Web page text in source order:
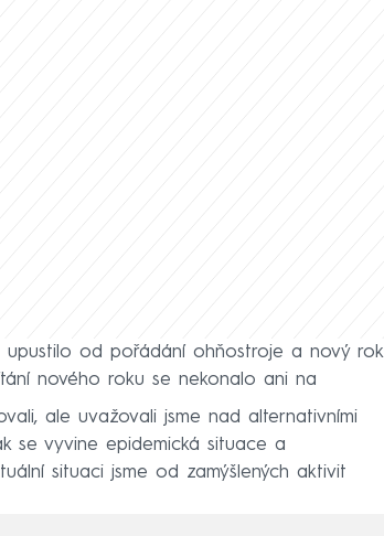
upustilo od pořádání ohňostroje a nový rok
nového roku se nekonalo ani na
ale uvažovali jsme nad alternativními
se vyvine epidemická situace a
situaci jsme od zamýšlených aktivit